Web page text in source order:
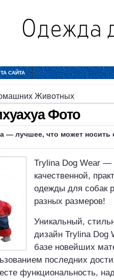
САЙТА
Животных
Фото
— лучшее, что может носить
Trylina Dog Wear —
качественной,
одежды для собак
разных размеров!
Уникальный,
дизайн Trylina Dog
базе новейших
последних
функциональность,